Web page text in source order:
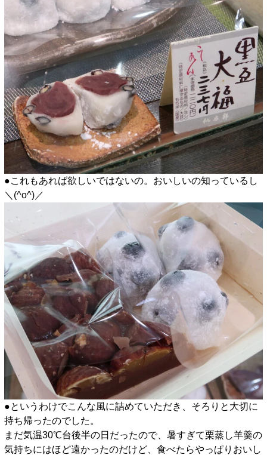
●これもあれば欲しいではないの。おいしいの知っているし
＼(^o^)／
●というわけでこんな風に詰めていただき、そろりと大切に
持ち帰ったのでした。
まだ気温30℃台後半の日だったので、暑すぎて栗蒸し羊羹の
気持ちにはほど遠かったのだけど、食べたらやっぱりおいし